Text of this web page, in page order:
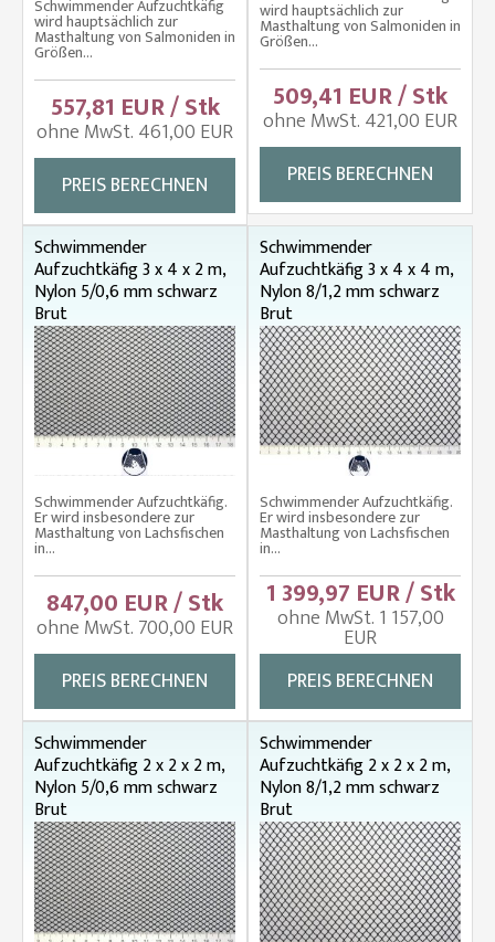
Schwimmender Aufzuchtkäfig
wird hauptsächlich zur
Masthaltung von Salmoniden in
Größen...
557,81 EUR / Stk
ohne MwSt. 461,00 EUR
PREIS BERECHNEN
wird hauptsächlich zur
Masthaltung von Salmoniden in
Größen...
509,41 EUR / Stk
ohne MwSt. 421,00 EUR
PREIS BERECHNEN
Schwimmender
Aufzuchtkäfig 3 x 4 x 2 m,
Nylon 5/0,6 mm schwarz
Brut
Schwimmender Aufzuchtkäfig.
Er wird insbesondere zur
Masthaltung von Lachsfischen
in...
847,00 EUR / Stk
ohne MwSt. 700,00 EUR
PREIS BERECHNEN
Schwimmender
Aufzuchtkäfig 3 x 4 x 4 m,
Nylon 8/1,2 mm schwarz
Brut
Schwimmender Aufzuchtkäfig.
Er wird insbesondere zur
Masthaltung von Lachsfischen
in...
1 399,97 EUR / Stk
ohne MwSt. 1 157,00
EUR
PREIS BERECHNEN
Schwimmender
Aufzuchtkäfig 2 x 2 x 2 m,
Nylon 5/0,6 mm schwarz
Brut
Schwimmender
Aufzuchtkäfig 2 x 2 x 2 m,
Nylon 8/1,2 mm schwarz
Brut